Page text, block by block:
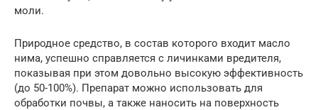
моли.
Природное средство, в состав которого входит масло
нима, успешно справляется с личинками вредителя,
показывая при этом довольно высокую эффективность
(до 50-100%). Препарат можно использовать для
обработки почвы, а также наносить на поверхность